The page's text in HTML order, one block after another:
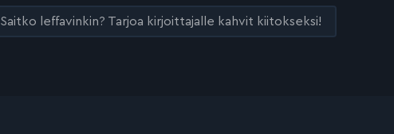
Saitko leffavinkin? Tarjoa kirjoittajalle kahvit kiitokseksi!